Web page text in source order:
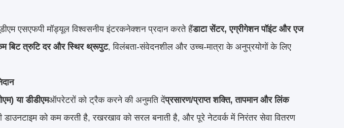
एसएफपी मॉड्यूल विश्वसनीय इंटरकनेक्शन प्रदान करते हैंडाटा सेंटर, एग्रीगेशन पॉइंट और एज
बिट त्रुटि दर और स्थिर थ्रूपुट, विलंबता-संवेदनशील और उच्च-मात्रा के अनुप्रयोगों के लिए
या डीडीएमऑपरेटरों को ट्रैक करने की अनुमति देंप्रसारण/प्राप्त शक्ति, तापमान और लिंक
डाउनटाइम को कम करती है, रखरखाव को सरल बनाती है, और पूरे नेटवर्क में निरंतर सेवा वितरण